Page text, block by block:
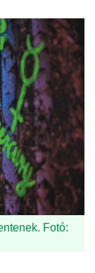
Fotó: